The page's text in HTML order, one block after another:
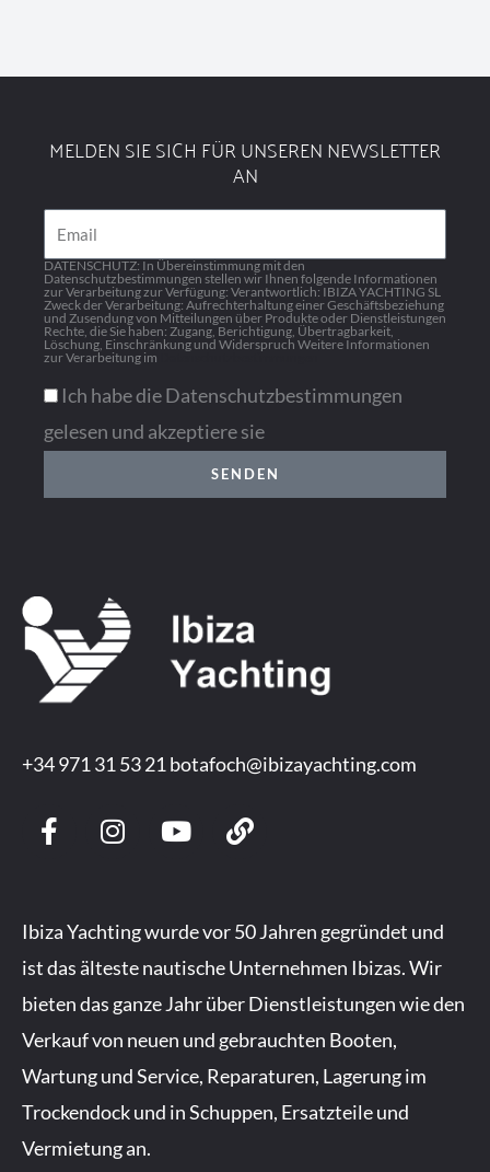
MELDEN SIE SICH FÜR UNSEREN NEWSLETTER
AN
Email
DATENSCHUTZ: In Übereinstimmung mit den
Datenschutzbestimmungen stellen wir Ihnen folgende Informationen
zur Verarbeitung zur Verfügung: Verantwortlich: IBIZA YACHTING SL
Zweck der Verarbeitung: Aufrechterhaltung einer Geschäftsbeziehung
und Zusendung von Mitteilungen über Produkte oder Dienstleistungen
Rechte, die Sie haben: Zugang, Berichtigung, Übertragbarkeit,
Löschung, Einschränkung und Widerspruch Weitere Informationen
zur Verarbeitung im
Ich habe die Datenschutzbestimmungen
gelesen und akzeptiere sie
SENDEN
+34 971 31 53 21 botafoch@ibizayachting.com
F
a
b
o
o
k
-
I
n
a
r
a
m
Y
o
u
b
e
L
i
Ibiza Yachting wurde vor 50 Jahren gegründet und
ist das älteste nautische Unternehmen Ibizas. Wir
bieten das ganze Jahr über Dienstleistungen wie den
Verkauf von neuen und gebrauchten Booten,
Wartung und Service, Reparaturen, Lagerung im
Trockendock und in Schuppen, Ersatzteile und
Vermietung an.